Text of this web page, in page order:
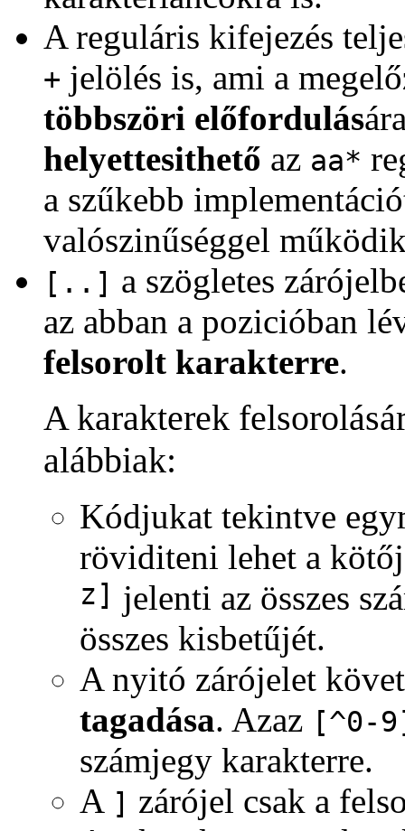
A reguláris kifejezés
+ jelölés is, ami a
többszöri előfordulás
helyettesithető az aa*
a szűkebb
valószinűséggel
[..] a szögletes
az abban a pozicióban
felsorolt karakterre.
A karakterek
alábbiak:
Kódjukat tekintve
röviditeni lehet a
z] jelenti az összes
összes kisbetűjét.
A nyitó zárójelet
tagadása. Azaz [^0-
számjegy karakterre.
A ] zárójel csak a